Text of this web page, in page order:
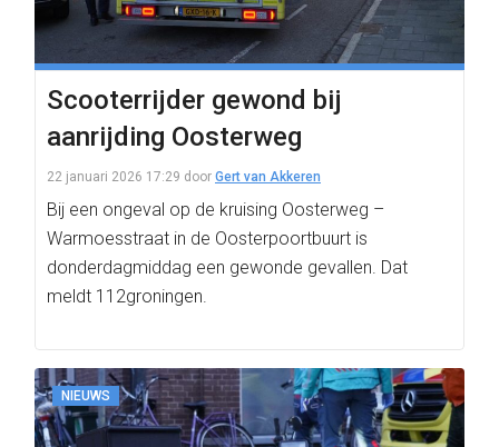
Scooterrijder gewond bij
aanrijding Oosterweg
22 januari 2026 17:29 door Gert van Akkeren
Bij een ongeval op de kruising Oosterweg –
Warmoesstraat in de Oosterpoortbuurt is
donderdagmiddag een gewonde gevallen. Dat
meldt 112groningen.
NIEUWS